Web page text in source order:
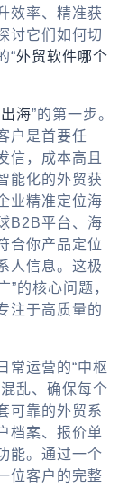
效率、精准获
讨它们如何切
“外贸软件哪个
海”的第一步。
户是首要任
信，成本高且
能化的外贸获
业精准定位海
B2B平台、海
合你产品定位
人信息。这极
”的核心问题，
注于高质量的
常运营的“中枢
乱、确保每个
可靠的外贸系
档案、报价单
能。通过一个
位客户的完整